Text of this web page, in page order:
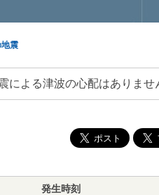
震
による津波の心配はありませ
発生時刻